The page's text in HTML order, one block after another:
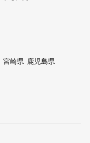
宮崎県 鹿児島県